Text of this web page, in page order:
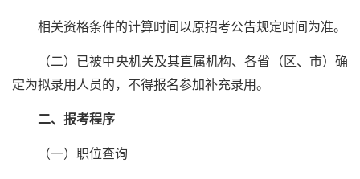
相关资格条件的计算时间以原招考公告规定时间为准。
（二）已被中央机关及其直属机构、各省（区、市）确
定为拟录用人员的，不得报名参加补充录用。
二、报考程序
（一）职位查询